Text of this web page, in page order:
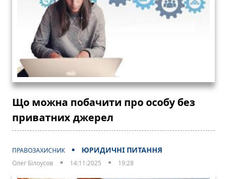
Що можна побачити про особу без
приватних джерел
ПРАВОЗАХИСНИК ЮРИДИЧНІ ПИТАННЯ
Олег Білоусов 14:11:2025 19:28